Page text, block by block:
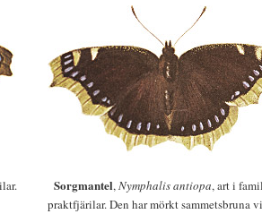
Sorgmantel,Nymphalis antiopa, art i
praktfjärilar. Den har mörkt sammetsbruna